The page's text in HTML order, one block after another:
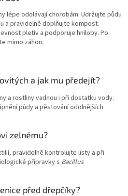
lépe odolávají chorobám. Udržujte půdu
a pravidelně doplňujte kompost.
pletiv a podporuje hniloby. Po
mimo záhon.
a jak mu předejít?
a rostliny vadnou i při dostatku vody.
půdy a pěstování odolnějších
zelnému?
pravidelně kontrolujte listy a při
přípravky s Bacillus
před dřepčíky?